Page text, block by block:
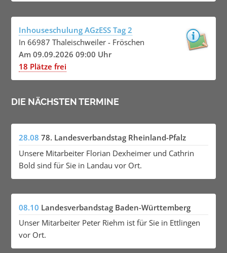
Inhouseschulung AGzESS Tag 2
In 66987 Thaleischweiler - Fröschen
Am 09.09.2026 09:00 Uhr
18 Plätze frei
DIE NÄCHSTEN TERMINE
28.08 78. Landesverbandstag Rheinland-Pfalz
Unsere Mitarbeiter Florian Dexheimer und Cathrin
Bold sind für Sie in Landau vor Ort.
08.10 Landesverbandstag Baden-Württemberg
Unser Mitarbeiter Peter Riehm ist für Sie in Ettlingen
vor Ort.